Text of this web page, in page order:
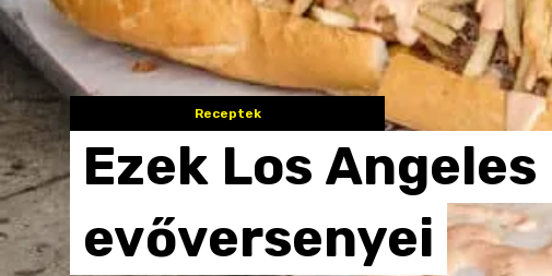
Receptek
Ezek Los Angeles
evőversenyei